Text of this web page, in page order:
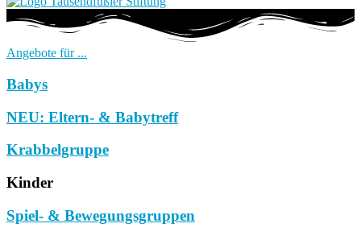
Angebote für ...
Babys
NEU: Eltern- & Babytreff
Krabbelgruppe
Kinder
Spiel- & Bewegungsgruppen